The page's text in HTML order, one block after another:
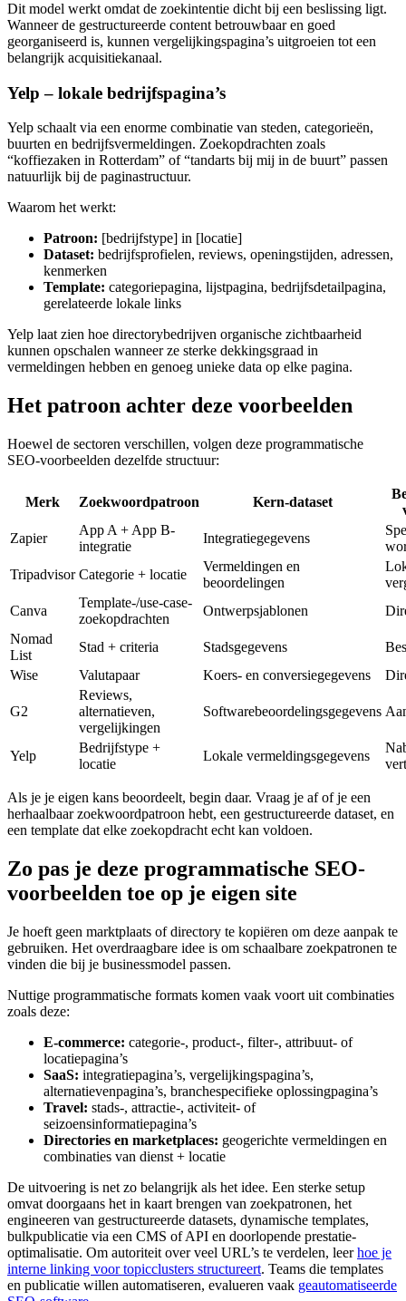
Dit model werkt omdat de zoekintentie dicht bij een beslissing ligt.
Wanneer de gestructureerde content betrouwbaar en goed
georganiseerd is, kunnen vergelijkingspagina’s uitgroeien tot een
belangrijk acquisitiekanaal.
Yelp – lokale bedrijfspagina’s
Yelp schaalt via een enorme combinatie van steden, categorieën,
buurten en bedrijfsvermeldingen. Zoekopdrachten zoals
“koffiezaken in Rotterdam” of “tandarts bij mij in de buurt” passen
natuurlijk bij de paginastructuur.
Waarom het werkt:
Patroon: [bedrijfstype] in [locatie]
Dataset: bedrijfsprofielen, reviews, openingstijden, adressen,
kenmerken
Template: categoriepagina, lijstpagina, bedrijfsdetailpagina,
gerelateerde lokale links
Yelp laat zien hoe directorybedrijven organische zichtbaarheid
kunnen opschalen wanneer ze sterke dekkingsgraad in
vermeldingen hebben en genoeg unieke data op elke pagina.
Het patroon achter deze voorbeelden
Hoewel de sectoren verschillen, volgen deze programmatische
SEO-voorbeelden dezelfde structuur:
Merk Zoekwoordpatroon Kern-dataset
Zapier
App A + App B-
integratie
Integratiegegevens
Tripadvisor Categorie + locatie
Vermeldingen en
beoordelingen
Canva
Template-/use-case-
zoekopdrachten
Ontwerpsjablonen
Nomad
List
Stad + criteria Stadsgegevens
Wise
Valutapaar Koers- en conversiegegevens
G2
Reviews,
alternatieven,
vergelijkingen
Softwarebeoordelingsgegevens
Yelp
Bedrijfstype +
locatie
Lokale vermeldingsgegevens
Als je je eigen kans beoordeelt, begin daar. Vraag je af of je een
herhaalbaar zoekwoordpatroon hebt, een gestructureerde dataset, en
een template dat elke zoekopdracht echt kan voldoen.
Zo pas je deze programmatische SEO-
voorbeelden toe op je eigen site
Je hoeft geen marktplaats of directory te kopiëren om deze aanpak te
gebruiken. Het overdraagbare idee is om schaalbare zoekpatronen te
vinden die bij je businessmodel passen.
Nuttige programmatische formats komen vaak voort uit combinaties
zoals deze:
E-commerce: categorie-, product-, filter-, attribuut- of
locatiepagina’s
SaaS: integratiepagina’s, vergelijkingspagina’s,
alternatievenpagina’s, branchespecifieke oplossingpagina’s
Travel: stads-, attractie-, activiteit- of
seizoensinformatiepagina’s
Directories en marketplaces: geogerichte vermeldingen en
combinaties van dienst + locatie
De uitvoering is net zo belangrijk als het idee. Een sterke setup
omvat doorgaans het in kaart brengen van zoekpatronen, het
engineeren van gestructureerde datasets, dynamische templates,
bulkpublicatie via een CMS of API en doorlopende prestatie-
optimalisatie. Om autoriteit over veel URL’s te verdelen, leerhoe je
interne linking voor topicclusters structureert. Teams die templates
en publicatie willen automatiseren, evalueren vaak geautomatiseerde